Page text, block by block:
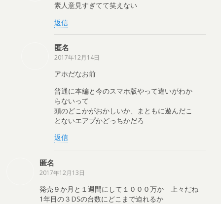
素人意見すぎてて笑えない
返信
匿名
2017年12月14日
アホだなお前
普通に本編と今のスマホ版やって違いがわか
らないって
頭のどこかがおかしいか、まともに遊んだこ
とないエアプかどっちかだろ
返信
匿名
2017年12月13日
発売９か月と１週間にして１０００万か 上々だね
1年目の３DSの台数にどこまで迫れるか